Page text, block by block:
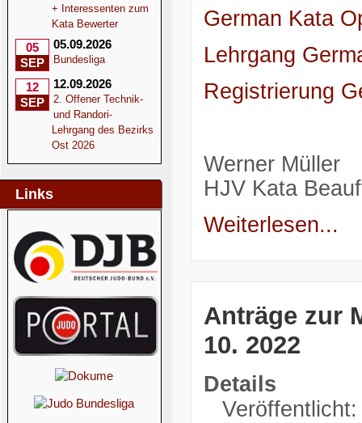
+ Interessenten zum
Kata Bewerter
05
SEP
05.09.2026
Bundesliga
12
SEP
12.09.2026
2. Offener Technik-
und Randori-
Lehrgang des Bezirks
Ost 2026
Links
German Kata
Lehrgang
Registrierung
Werner Müller
HJV Kata
Weiterlesen...
Anträge zur
10. 2022
Details